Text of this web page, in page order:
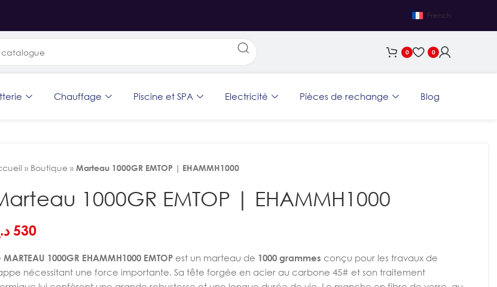
French
0 0
Chauffage Piscine et SPA Electricité Pièces de rechange Blog
» Boutique » Marteau 1000GR EMTOP | EHAMMH1000
1000GR EMTOP | EHAMMH1000
530
MARTEAU 1000GR EHAMMH1000 EMTOP est un marteau de 1000 grammes conçu pour les travaux de
nécessitant une force importante. Sa tête forgée en acier au carbone 45# et son traitement